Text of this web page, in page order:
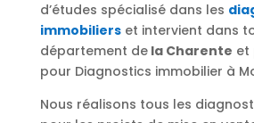
d’études spécialisé dans les
immobilierset intervient dans
département dela Charente et
pour Diagnostics immobilier à
Nous réalisons tous les